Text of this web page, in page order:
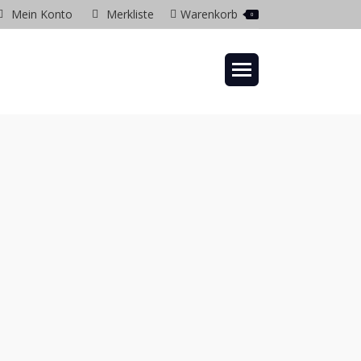
Mein Konto Merkliste Warenkorb 0